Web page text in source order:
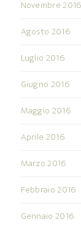
Novembre 2016
Agosto 2016
Luglio 2016
Giugno 2016
Maggio 2016
Aprile 2016
Marzo 2016
Febbraio 2016
Gennaio 2016